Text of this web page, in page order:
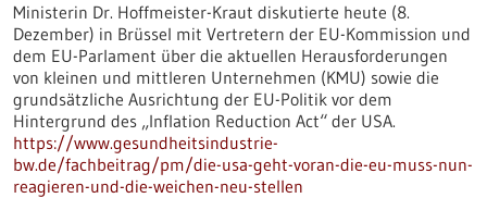
Ministerin Dr. Hoffmeister-Kraut diskutierte heute (8.
Dezember) in Brüssel mit Vertretern der EU-Kommission und
dem EU-Parlament über die aktuellen Herausforderungen
von kleinen und mittleren Unternehmen (KMU) sowie die
grundsätzliche Ausrichtung der EU-Politik vor dem
Hintergrund des „Inflation Reduction Act“ der USA.
https://www.gesundheitsindustrie-
bw.de/fachbeitrag/pm/die-usa-geht-voran-die-eu-muss-nun-
reagieren-und-die-weichen-neu-stellen